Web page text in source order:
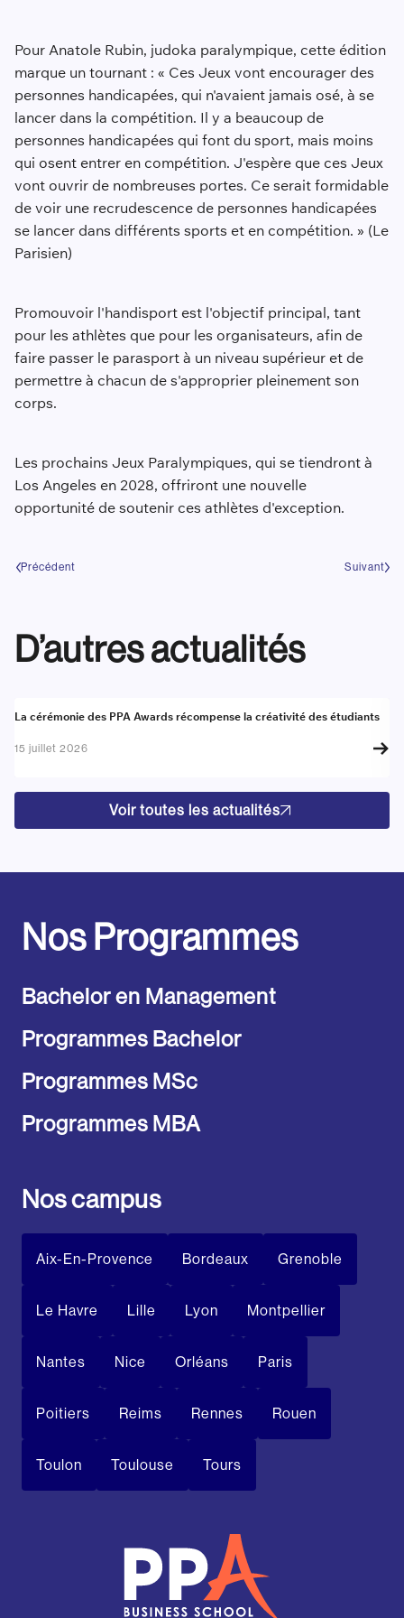
Pour Anatole Rubin, judoka paralympique, cette édition
marque un tournant : « Ces Jeux vont encourager des
personnes handicapées, qui n'avaient jamais osé, à se
lancer dans la compétition. Il y a beaucoup de
personnes handicapées qui font du sport, mais moins
qui osent entrer en compétition. J'espère que ces Jeux
vont ouvrir de nombreuses portes. Ce serait formidable
de voir une recrudescence de personnes handicapées
se lancer dans différents sports et en compétition. » (Le
Parisien)
Promouvoir l'handisport est l'objectif principal, tant
pour les athlètes que pour les organisateurs, afin de
faire passer le parasport à un niveau supérieur et de
permettre à chacun de s'approprier pleinement son
corps.
Les prochains Jeux Paralympiques, qui se tiendront à
Los Angeles en 2028, offriront une nouvelle
opportunité de soutenir ces athlètes d'exception.
Précédent Suivant
D’autres actualités
Actualité
La cérémonie des PPA Awards récompense la créativité des étudiants
15 juillet 2026
Voir toutes les actualités
Nos Programmes
Bachelor en Management
Programmes Bachelor
Programmes MSc
Programmes MBA
Nos campus
Aix-En-Provence Bordeaux Grenoble
Le Havre Lille Lyon Montpellier
Nantes Nice Orléans Paris
Poitiers Reims Rennes Rouen
Toulon Toulouse Tours